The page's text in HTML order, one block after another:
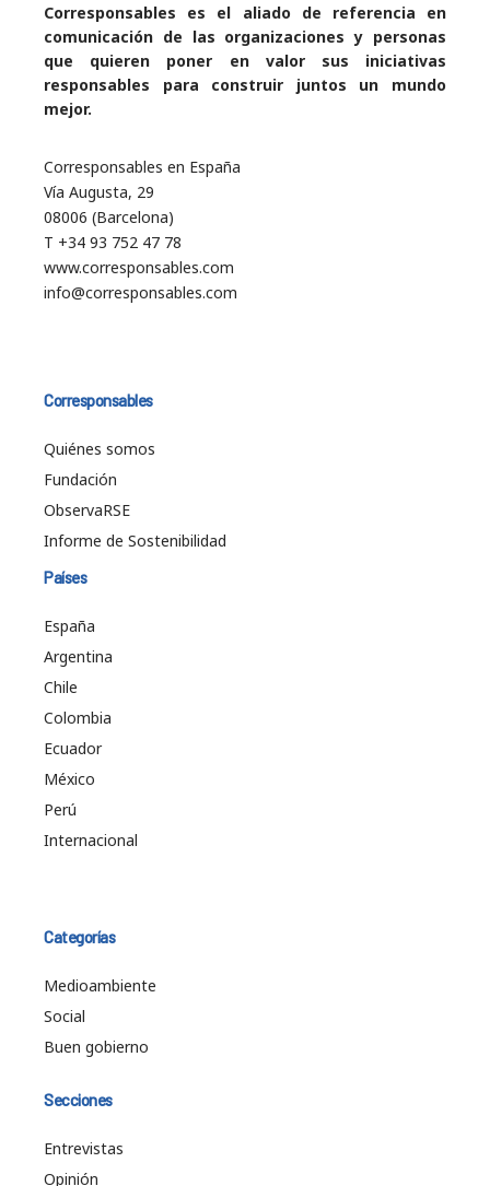
Corresponsables es el aliado de referencia en
comunicación de las organizaciones y personas
que quieren poner en valor sus iniciativas
responsables para construir juntos un mundo
mejor.
Corresponsables en España
Vía Augusta, 29
08006 (Barcelona)
T +34 93 752 47 78
www.corresponsables.com
info@corresponsables.com
Corresponsables
Quiénes somos
Fundación
ObservaRSE
Informe de Sostenibilidad
Países
España
Argentina
Chile
Colombia
Ecuador
México
Perú
Internacional
Categorías
Medioambiente
Social
Buen gobierno
Secciones
Entrevistas
Opinión